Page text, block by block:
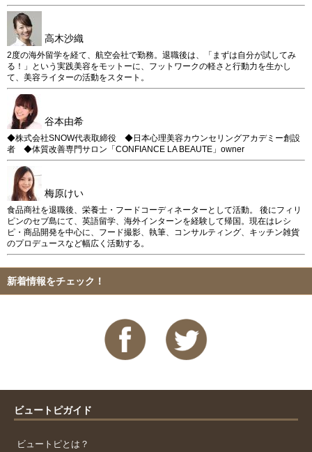
高木沙織
2度の海外留学を経て、航空会社で勤務。退職後は、「まずは自分が試してみ
る！」という実践美容をモットーに、フットワークの軽さと行動力を生かし
て、美容ライターの活動をスタート。
谷本由希
◆株式会社SNOW代表取締役 ◆日本心理美容カウンセリングアカデミー創設
者 ◆体質改善専門サロン「CONFIANCE LA BEAUTE」owner
梅原けい
食品商社を退職後、栄養士・フードコーディネーターとして活動。 後にフィリ
ピンのセブ島にて、英語留学、海外インターンを経験して帰国。現在はレシ
ピ・商品開発を中心に、フード撮影、執筆、コンサルティング、キッチン雑貨
のプロデュースなど幅広く活動する。
新着情報をチェック！
ビュートピガイド
ビュートピとは？